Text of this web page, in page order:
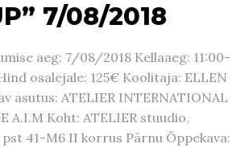
7/08/2018
aeg: 7/08/2018 Kellaaeg: 11:00-
osalejale: 125€ Koolitaja: ELLEN
asutus: ATELIER INTERNATIONAL
A.I.M Koht: ATELIER stuudio,
41-M6 II korrus Pärnu Õppekava: